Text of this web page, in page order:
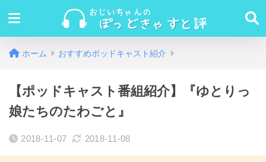
ホーム おすすめポッドキャスト紹介
【ポッドキャスト番組紹介】『ゆとりっ
娘たちのたわごと』
2018-11-07 2018-11-08